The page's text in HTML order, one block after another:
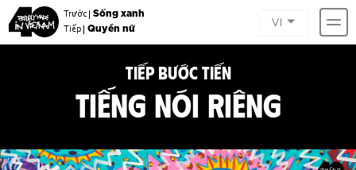
VI
Trước | Sống xanh
Tiếp | Quyền nữ
TIẾP BƯỚC TIẾN
TIẾNG NÓI RIÊNG